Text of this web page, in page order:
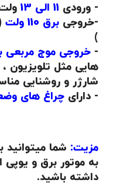
- ورودی
-خروجی برق 110 ولت
)
- خروجی موج مربعی
هایی مثل تلویزیون
شارژر و روشنایی
- دارای چراغ های
مزیت: شما
داشته باشید.